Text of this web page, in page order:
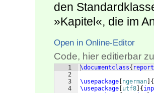
den
»Kapitel«, die im
Open in Online-Editor
Code, hier editierbar
1
2
3
4
\documentclass{ report
\usepackage ngerman {
\usepackage utf8 {